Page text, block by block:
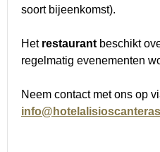
soort bijeenkomst).
Het restaurant beschikt
regelmatig evenementen
Neem contact met ons op